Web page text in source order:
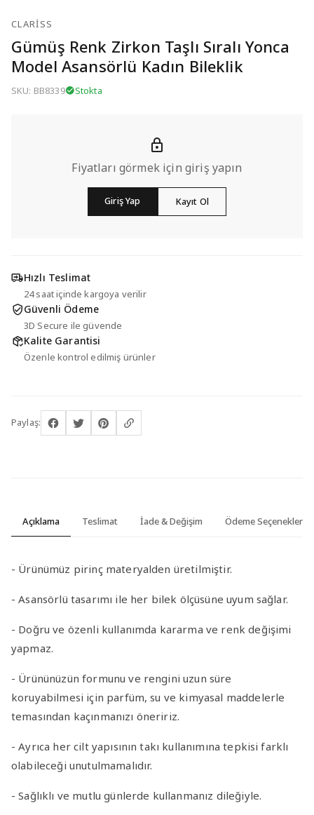
CLARISS
Gümüş Renk Zirkon Taşlı Sıralı Yonca
Model Asansörlü Kadın Bileklik
SKU: BB8339 Stokta
Fiyatları görmek için giriş yapın
Giriş Yap Kayıt Ol
Hızlı Teslimat
24 saat içinde kargoya verilir
Güvenli Ödeme
3D Secure ile güvende
Kalite Garantisi
Özenle kontrol edilmiş ürünler
Paylaş:
Açıklama Teslimat İade & Değişim Ödeme Seçenekleri
- Ürünümüz pirinç materyalden üretilmiştir.
- Asansörlü tasarımı ile her bilek ölçüsüne uyum sağlar.
- Doğru ve özenli kullanımda kararma ve renk değişimi
yapmaz.
- Ürününüzün formunu ve rengini uzun süre
koruyabilmesi için parfüm, su ve kimyasal maddelerle
temasından kaçınmanızı öneririz.
- Ayrıca her cilt yapısının takı kullanımına tepkisi farklı
olabileceği unutulmamalıdır.
- Sağlıklı ve mutlu günlerde kullanmanız dileğiyle.